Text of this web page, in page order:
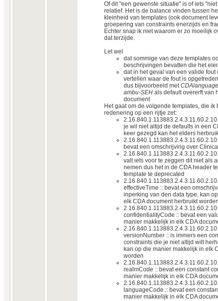
Of dit "een gewenste situatie" is of iets
relatief. Het is de balance vinden tussen
kleinheid van templates (ook document
groepering van constraints enerzijds en
Echter snap ik niet waarom er zo moeilijk
dat terzijde.
Let wel
dat sommige van deze templates
beschrijvingen bevatten die het
dat in het geval van een valide
vertellen waar de fout is
dus bijvoorbeeld met
ambu-SEH als default overerft van
document
Het gaat om de volgende templates, die
redenering op een rijtje zet:
je wil niet altijd de defaults in een
keer gezegd kan het elders
bevat een omschrijving over
valt iets voor te zeggen dit niet als
nemen dus het in de CDA header
template te deprecated
effectiveTime :: bevat een
inperking van den data type, kan
elk CDA document herbruikt
confidentialityCode :: bevat een
manier makkelijk in elk CDA
versionNumber :: is immers een
constraints die je niet altijd wilt
kan op die manier makkelijk in elk
worden
realmCode :: bevat een constant
manier makkelijk in elk CDA
languageCode :: bevat een
manier makkelijk in elk CDA